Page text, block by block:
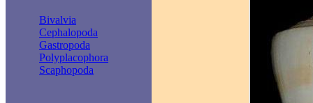
Bivalvia
Cephalopoda
Gastropoda
Polyplacophora
Scaphopoda